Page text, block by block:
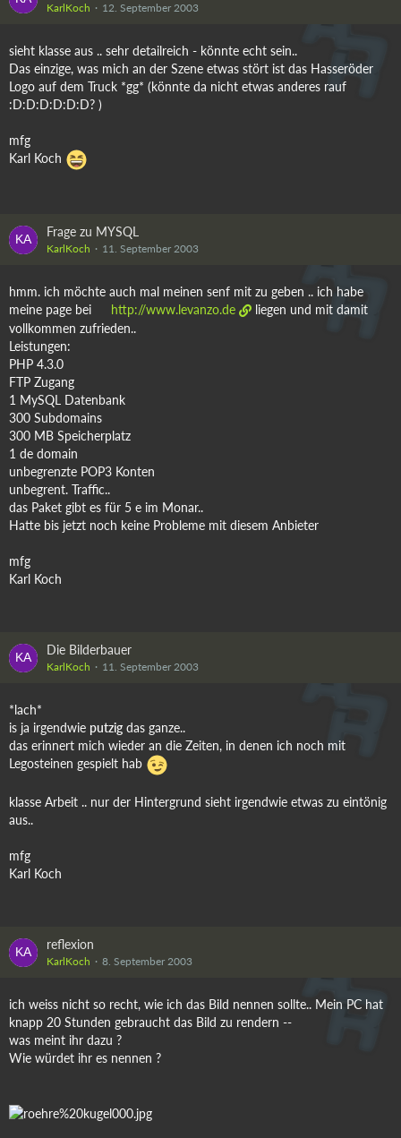
KarlKoch 12. September 2003
sieht klasse aus .. sehr detailreich - könnte echt sein..
Das einzige, was mich an der Szene etwas stört ist das Hasseröder
Logo auf dem Truck *gg* (könnte da nicht etwas anderes rauf
:D:D:D:D:D:D? )
mfg
Karl Koch
Frage zu MYSQL
KarlKoch 11. September 2003
hmm. ich möchte auch mal meinen senf mit zu geben .. ich habe
meine page bei
http://www.levanzo.de
liegen und mit damit
vollkommen zufrieden..
Leistungen:
PHP 4.3.0
FTP Zugang
1 MySQL Datenbank
300 Subdomains
300 MB Speicherplatz
1 de domain
unbegrenzte POP3 Konten
unbegrent. Traffic..
das Paket gibt es für 5 e im Monar..
Hatte bis jetzt noch keine Probleme mit diesem Anbieter
mfg
Karl Koch
Die Bilderbauer
KarlKoch 11. September 2003
*lach*
is ja irgendwie putzig das ganze..
das erinnert mich wieder an die Zeiten, in denen ich noch mit
Legosteinen gespielt hab
klasse Arbeit .. nur der Hintergrund sieht irgendwie etwas zu eintönig
aus..
mfg
Karl Koch
reflexion
KarlKoch 8. September 2003
ich weiss nicht so recht, wie ich das Bild nennen sollte.. Mein PC hat
knapp 20 Stunden gebraucht das Bild zu rendern --
was meint ihr dazu ?
Wie würdet ihr es nennen ?